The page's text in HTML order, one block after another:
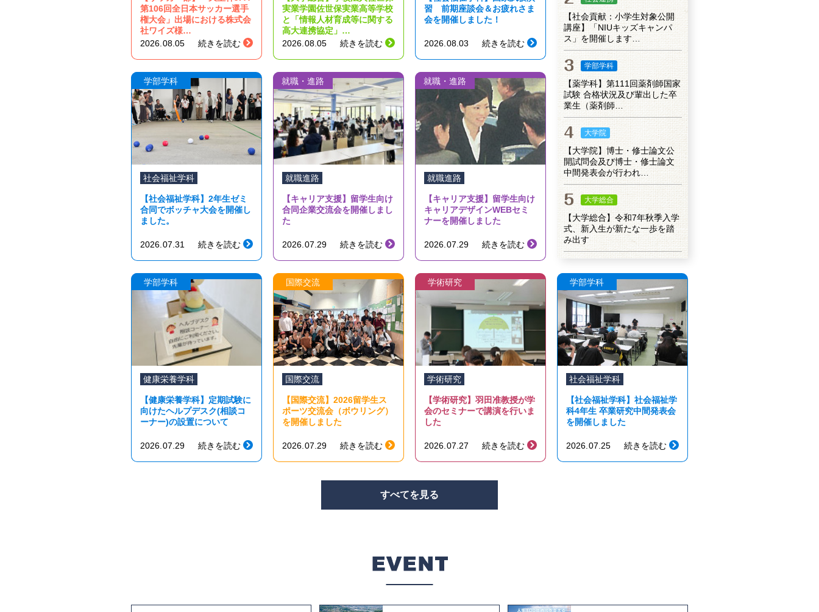
【社会貢献：小学生対象公開
講座】「NIUキッズキャンパ
ス」を開催します…
学部学科
【薬学科】第111回薬剤師国家
試験 合格状況及び輩出した卒
業生（薬剤師…
大学院
【大学院】博士・修士論文公
開試問会及び博士・修士論文
中間発表会が行われ…
大学総合
【大学総合】令和7年秋季入学
式、新入生が新たな一歩を踏
み出す
第106回全日本サッカー選手
権大会」出場における株式会
社ワイズ様…
2026.08.05
続きを読む
実業学園佐世保実業高等学校
と「情報人材育成等に関する
高大連携協定」…
2026.08.05
続きを読む
習 前期座談会＆お疲れさま
会を開催しました！
2026.08.03 続きを読む
学部学科
社会福祉学科
【社会福祉学科】2年生ゼミ
合同でボッチャ大会を開催し
ました。
2026.07.31 続きを読む
就職・進路
就職進路
【キャリア支援】留学生向け
合同企業交流会を開催しまし
た
2026.07.29 続きを読む
就職・進路
就職進路
【キャリア支援】留学生向け
キャリアデザインWEBセミ
ナーを開催しました
2026.07.29 続きを読む
学部学科
健康栄養学科
【健康栄養学科】定期試験に
向けたヘルプデスク(相談コ
ーナー)の設置について
2026.07.29 続きを読む
国際交流
国際交流
【国際交流】2026留学生ス
ポーツ交流会（ボウリング）
を開催しました
2026.07.29 続きを読む
学術研究
学術研究
【学術研究】羽田准教授が学
会のセミナーで講演を行いま
した
2026.07.27 続きを読む
学部学科
社会福祉学科
【社会福祉学科】社会福祉学
科4年生 卒業研究中間発表会
を開催しました
2026.07.25 続きを読む
すべてを見る